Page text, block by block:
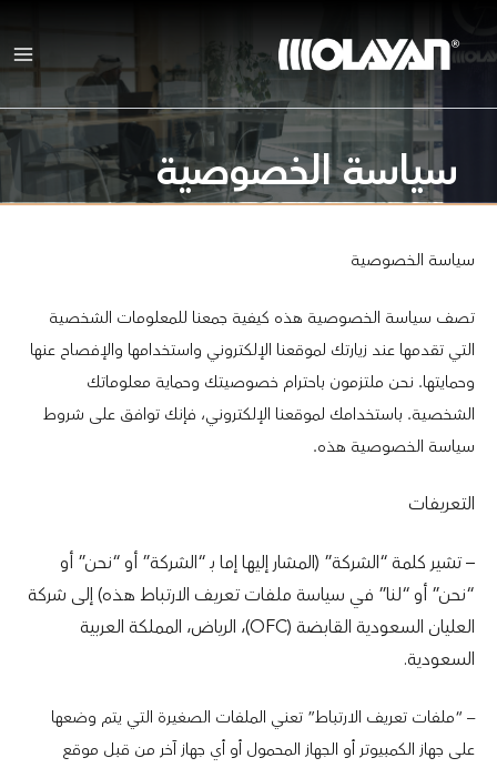
المحتوى
سياسة الخصوصية
سياسة الخصوصية
تصف سياسة الخصوصية هذه كيفية جمعنا للمعلومات الشخصية
التي تقدمها عند زيارتك لموقعنا الإلكتروني واستخدامها والإفصاح عنها
وحمايتها. نحن ملتزمون باحترام خصوصيتك وحماية معلوماتك
الشخصية. باستخدامك لموقعنا الإلكتروني، فإنك توافق على شروط
سياسة الخصوصية هذه.
التعريفات
– تشير كلمة “الشركة” (المشار إليها إما بـ “الشركة” أو “نحن” أو
“نحن” أو “لنا” في سياسة ملفات تعريف الارتباط هذه) إلى شركة
العليان السعودية القابضة (OFC)، الرياض، المملكة العربية
السعودية.
– “ملفات تعريف الارتباط” تعني الملفات الصغيرة التي يتم وضعها
على جهاز الكمبيوتر أو الجهاز المحمول أو أي جهاز آخر من قبل موقع